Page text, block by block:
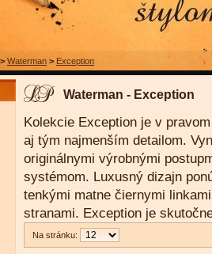
> Waterman > Exception
Waterman - Exception
Kolekcie Exception je v
aj tým najmenším detailom.
originálnymi výrobnými
systémom. Luxusný dizajn
tenkými matne čiernymi
stranami. Exception je
Na stránku: